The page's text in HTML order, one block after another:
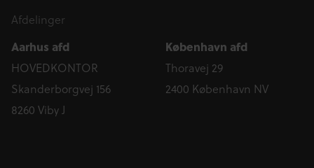
Afdelinger
Aarhus afd
HOVEDKONTOR
Skanderborgvej 156
8260 Viby J
København afd
Thoravej 29
2400 København NV